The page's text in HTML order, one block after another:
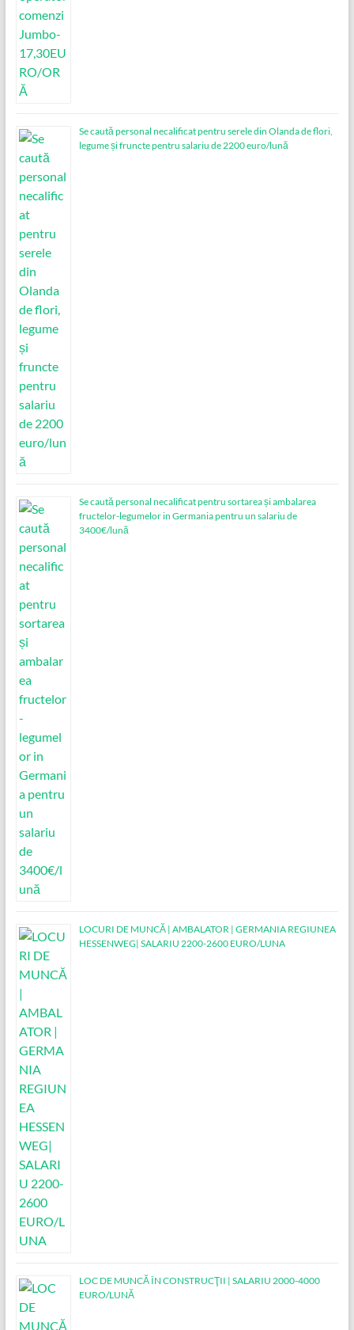
Se caută personal necalificat pentru serele din Olanda de flori,
legume și fruncte pentru salariu de 2200 euro/lună
Se caută personal necalificat pentru sortarea și ambalarea
fructelor-legumelor in Germania pentru un salariu de
3400€/lună
LOCURI DE MUNCĂ | AMBALATOR | GERMANIA REGIUNEA
HESSENWEG| SALARIU 2200-2600 EURO/LUNA
LOC DE MUNCĂ ÎN CONSTRUCŢII | SALARIU 2000-4000
EURO/LUNĂ